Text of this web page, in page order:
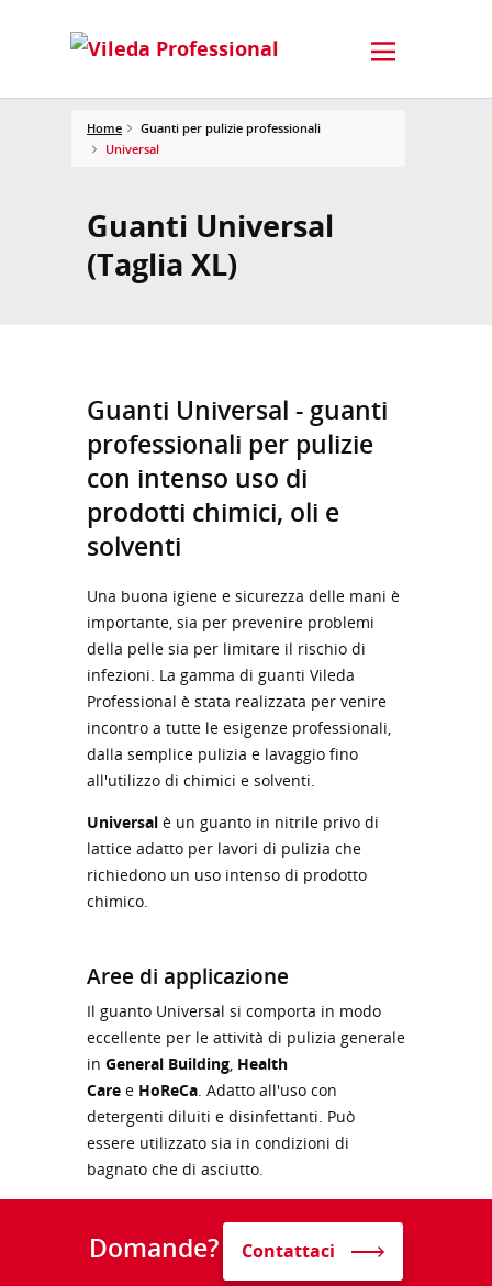
Home
Guanti per pulizie professionali
Universal
Guanti Universal
(Taglia XL)
Guanti Universal - guanti
professionali per pulizie
con intenso uso di
prodotti chimici, oli e
solventi
Una buona igiene e sicurezza delle mani è
importante, sia per prevenire problemi
della pelle sia per limitare il rischio di
infezioni. La gamma di guanti Vileda
Professional è stata realizzata per venire
incontro a tutte le esigenze professionali,
dalla semplice pulizia e lavaggio fino
all'utilizzo di chimici e solventi.
Universal è un guanto in nitrile privo di
lattice adatto per lavori di pulizia che
richiedono un uso intenso di prodotto
chimico.
Aree di applicazione
Il guanto Universal si comporta in modo
eccellente per le attività di pulizia generale
in General Building, Health
Care e HoReCa. Adatto all'uso con
detergenti diluiti e disinfettanti. Può
essere utilizzato sia in condizioni di
bagnato che di asciutto.
Domande? Contattaci